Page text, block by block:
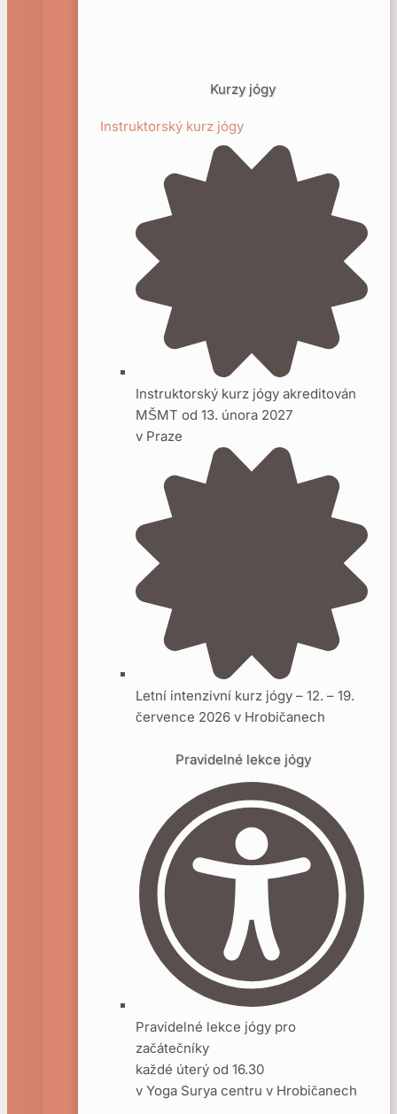
Kurzy jógy
Instruktorský kurz jógy
Instruktorský kurz jógy akreditován
MŠMT od 13. února 2027
v Praze
Letní intenzivní kurz jógy – 12. – 19.
července 2026 v Hrobičanech
Pravidelné lekce jógy
Pravidelné lekce jógy pro
začátečníky
každé úterý od 16.30
v Yoga Surya centru v Hrobičanech